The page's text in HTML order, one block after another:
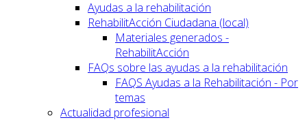
Ayudas a la rehabilitación
RehabilitAcción Ciudadana (local)
Materiales generados -
RehabilitAcción
FAQs sobre las ayudas a la rehabilitación
FAQS Ayudas a la Rehabilitación - Por
temas
Actualidad profesional